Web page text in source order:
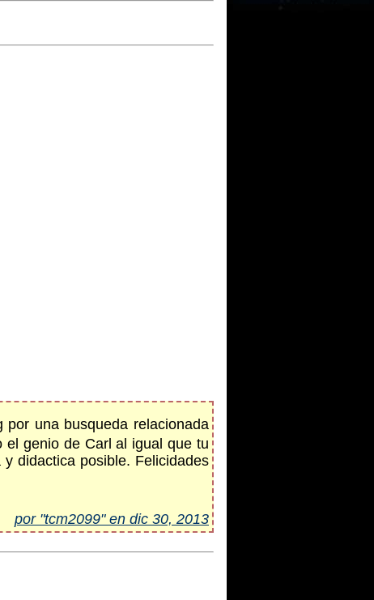
una busqueda relacionada
genio de Carl al igual que tu
didactica posible. Felicidades
por "tcm2099" en dic 30, 2013